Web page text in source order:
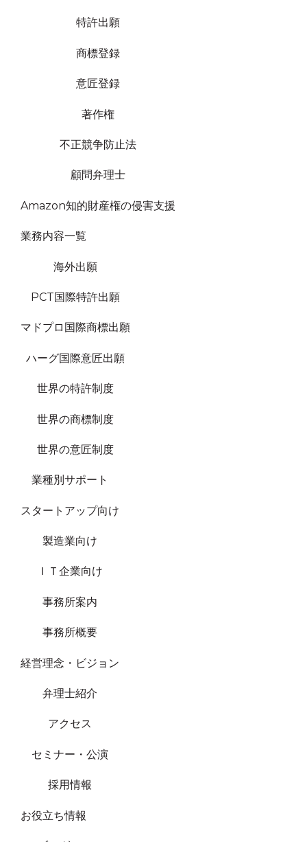
特許出願
商標登録
意匠登録
著作権
不正競争防止法
顧問弁理士
Amazon知的財産権の侵害支援
業務内容一覧
海外出願
PCT国際特許出願
マドプロ国際商標出願
ハーグ国際意匠出願
世界の特許制度
世界の商標制度
世界の意匠制度
業種別サポート
スタートアップ向け
製造業向け
ＩＴ企業向け
事務所案内
事務所概要
経営理念・ビジョン
弁理士紹介
アクセス
セミナー・公演
採用情報
お役立ち情報